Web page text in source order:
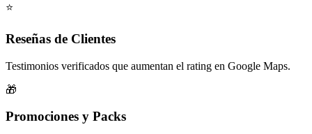
⭐
Reseñas de Clientes
Testimonios verificados que aumentan el rating en Google Maps.
🎁
Promociones y Packs